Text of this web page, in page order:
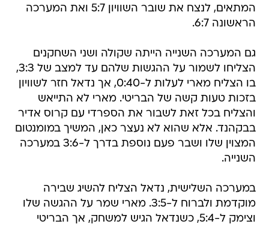
המתאים, לנצח את שובר השוויון 5:7 ואת המערכה
הראשונה 6:7.
גם המערכה השנייה הייתה שקולה ושני השחקנים
הצליחו לשמור על ההגשות שלהם עד למצב של 3:3,
בו הצליח מארי לעלות ל-0:40, אך נדאל חזר לשוויון
בזכות טעות קשה של הבריטי. מארי לא התייאש
והצליח בכל זאת לשבור את הספרדי עם קרוס אדיר
בבקהנד. אלא שהוא לא נעצר כאן, המשיך במומנטום
המצוין שלו ושבר פעם נוספת בדרך ל-3:6 במערכה
השנייה.
במערכה השלישית, נדאל הצליח להשיג שבירה
מוקדמת ולברוח ל-3:5. מארי שמר על ההגשה שלו
וצימק ל-5:4, כשנדאל הגיש למשחק, אך הבריטי